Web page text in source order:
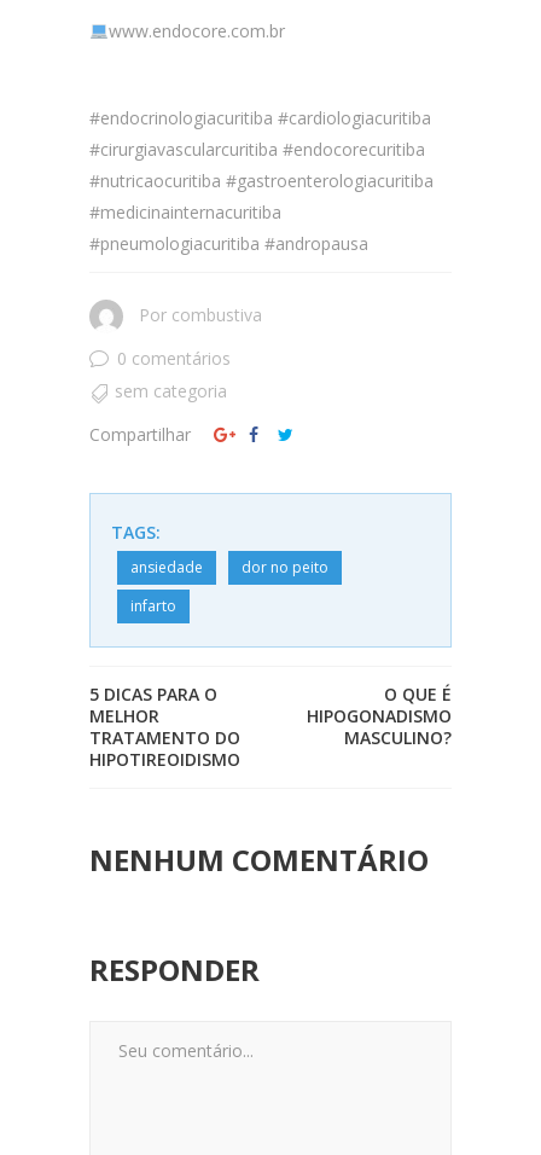
www.endocore.com.br
#endocrinologiacuritiba #cardiologiacuritiba
#cirurgiavascularcuritiba #endocorecuritiba
#nutricaocuritiba #gastroenterologiacuritiba
#medicinainternacuritiba
#pneumologiacuritiba #andropausa
Por combustiva
0 comentários
sem categoria
Compartilhar
TAGS:
ansiedade
dor no peito
infarto
5 DICAS PARA O
MELHOR
TRATAMENTO DO
HIPOTIREOIDISMO
O QUE É
HIPOGONADISMO
MASCULINO?
NENHUM COMENTÁRIO
RESPONDER